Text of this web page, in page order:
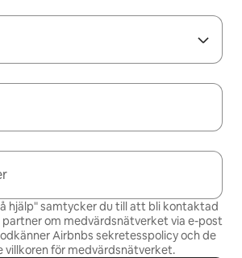
hjälp" samtycker du till att bli kontaktad
partner om medvärdsnätverket via e-post
Airbnbs sekretesspolicy och de
villkoren för medvärdsnätverket.